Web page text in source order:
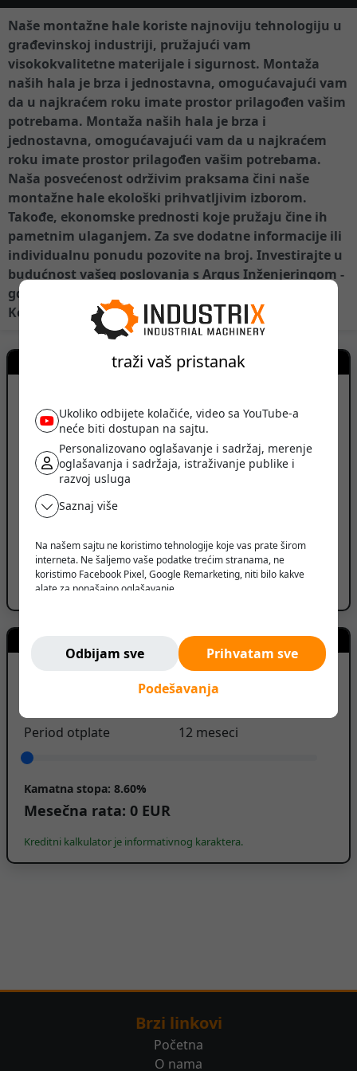
traži vaš pristanak
Ukoliko odbijete kolačiće, video sa YouTube-a
neće biti dostupan na sajtu.
Personalizovano oglašavanje i sadržaj, merenje
oglašavanja i sadržaja, istraživanje publike i
razvoj usluga
Saznaj više
Na našem sajtu ne koristimo tehnologije koje vas prate širom
interneta. Ne šaljemo vaše podatke trećim stranama, ne
koristimo Facebook Pixel, Google Remarketing, niti bilo kakve
alate za ponašajno oglašavanje.
Odbijam sve
Prihvatam sve
Podešavanja
Naše montažne hale koriste najnoviju tehnologiju u
građevinskoj industriji, pružajući vam
visokokvalitetne materijale i sigurnost. Montaža
naših hala je brza i jednostavna, omogućavajući vam
da u najkraćem roku imate prostor prilagođen vašim
potrebama. Montaža naših hala je brza i
jednostavna, omogućavajući vam da u najkraćem
roku imate prostor prilagođen vašim potrebama.
Naša posvećenost održivim praksama čini naše
montažne hale ekološki prihvatljivim izborom.
Takođe, ekonomske prednosti koje pružaju čine ih
pametnim ulaganjem. Za sve dodatne informacije ili
individualnu ponudu pozovite na broj. Investirajte u
budućnost vašeg poslovanja s Argus Inženjeringom -
gde kvalitet i funkcionalnost idu zajedno.
Kontakt: 0648520420
Kontakt prodavca
Novi Sad, Srbija
PRIKAŽI BROJ TELEFONA
ID oglasa: 251118201103780561
Prijavi oglas
Kreditni kalkulator
EUR
Period otplate 12 meseci
Kamatna stopa: 8.60%
Mesečna rata: 0 EUR
Kreditni kalkulator je informativnog karaktera.
Brzi linkovi
Početna
O nama